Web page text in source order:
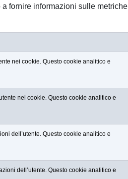
fornire informazioni sulle metriche
nei cookie. Questo cookie analitico e
nei cookie. Questo cookie analitico e
dell’utente. Questo cookie analitico e
dell’utente. Questo cookie analitico e